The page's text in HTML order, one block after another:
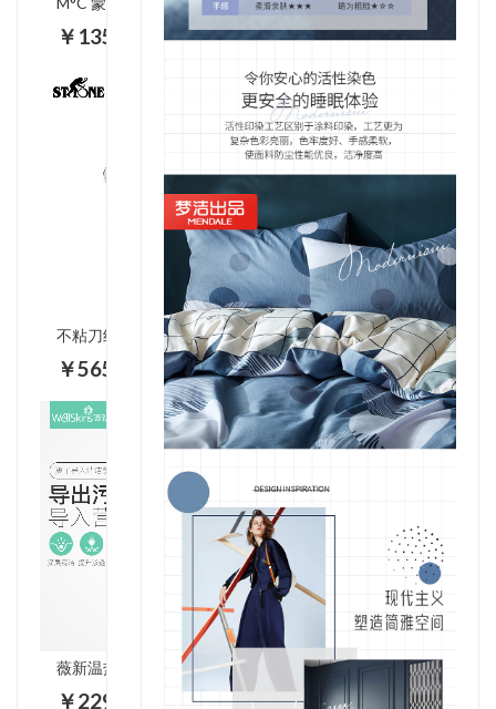
￥135.00
不粘刀组合六件套 STF036
￥565.00
薇新温热洁面美肤仪WX-NF209
￥229.00